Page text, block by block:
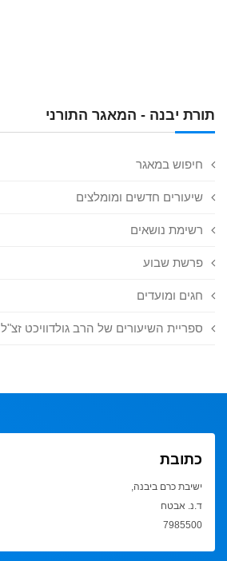
תורת יבנה - המאגר התורני
חיפוש במאגר
שיעורים חדשים ומומלצים
רשימת נושאים
פרשת שבוע
חגים ומועדים
ספריית השיעורים של הרב גולדוויכט זצ"ל
כתובת
ישיבת כרם ביבנה,
ד.נ. אבטח
7985500